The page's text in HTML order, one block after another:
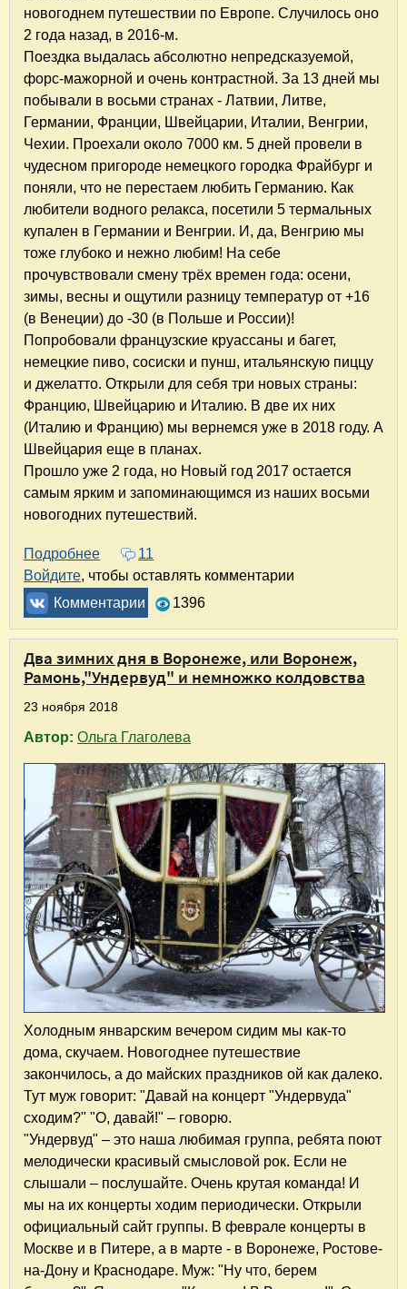
новогоднем путешествии по Европе. Случилось оно
2 года назад, в 2016-м.
Поездка выдалась абсолютно непредсказуемой,
форс-мажорной и очень контрастной. За 13 дней мы
побывали в восьми странах - Латвии, Литве,
Германии, Франции, Швейцарии, Италии, Венгрии,
Чехии. Проехали около 7000 км. 5 дней провели в
чудесном пригороде немецкого городка Фрайбург и
поняли, что не перестаем любить Германию. Как
любители водного релакса, посетили 5 термальных
купален в Германии и Венгрии. И, да, Венгрию мы
тоже глубоко и нежно любим! На себе
прочувствовали смену трёх времен года: осени,
зимы, весны и ощутили разницу температур от +16
(в Венеции) до -30 (в Польше и России)!
Попробовали французские круассаны и багет,
немецкие пиво, сосиски и пунш, итальянскую пиццу
и джелатто. Открыли для себя три новых страны:
Францию, Швейцарию и Италию. В две их них
(Италию и Францию) мы вернемся уже в 2018 году. А
Швейцария еще в планах.
Прошло уже 2 года, но Новый год 2017 остается
самым ярким и запоминающимся из наших восьми
новогодних путешествий.
Подробнее о Термальное новогоднее путешествие по
11
Войдите, чтобы оставлять комментарии
Комментарии
1396
Два зимних дня в Воронеже, или Воронеж,
Рамонь,"Ундервуд" и немножко колдовства
23 ноября 2018
Автор: Ольга Глаголева
Холодным январским вечером сидим мы как-то
дома, скучаем. Новогоднее путешествие
закончилось, а до майских праздников ой как далеко.
Тут муж говорит: "Давай на концерт "Ундервуда"
сходим?" "О, давай!" – говорю.
"Ундервуд" – это наша любимая группа, ребята поют
мелодически красивый смысловой рок. Если не
слышали – послушайте. Очень крутая команда! И
мы на их концерты ходим периодически. Открыли
официальный сайт группы. В феврале концерты в
Москве и в Питере, а в марте - в Воронеже, Ростове-
на-Дону и Краснодаре. Муж: "Ну что, берем